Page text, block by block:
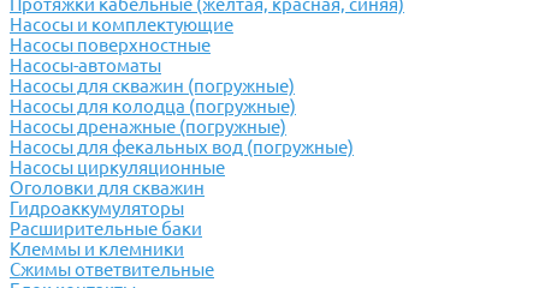
Протяжки кабельные (желтая, красная, синяя)
Насосы и комплектующие
Насосы поверхностные
Насосы-автоматы
Насосы для скважин (погружные)
Насосы для колодца (погружные)
Насосы дренажные (погружные)
Насосы для фекальных вод (погружные)
Насосы циркуляционные
Оголовки для скважин
Гидроаккумуляторы
Расширительные баки
Клеммы и клемники
Cжимы ответвительные